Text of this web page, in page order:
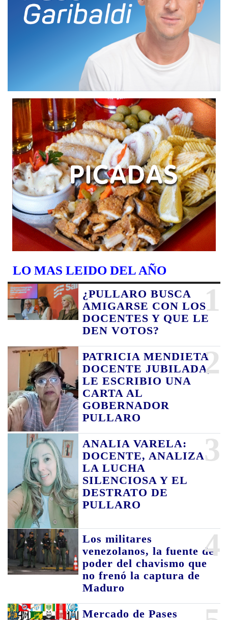
LO MAS LEIDO DEL AÑO
1
¿PULLARO BUSCA
AMIGARSE CON LOS
DOCENTES Y QUE LE
DEN VOTOS?
2
PATRICIA MENDIETA
DOCENTE JUBILADA,
LE ESCRIBIO UNA
CARTA AL
GOBERNADOR
PULLARO
3
ANALIA VARELA:
DOCENTE, ANALIZA
LA LUCHA
SILENCIOSA Y EL
DESTRATO DE
PULLARO
4
Los militares
venezolanos, la fuente de
poder del chavismo que
no frenó la captura de
Maduro
Mercado de Pases